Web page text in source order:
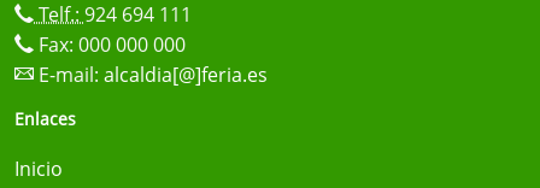
Telf.: 924 694 111
Fax: 000 000 000
E-mail: alcaldia[@]feria.es
Enlaces
Inicio